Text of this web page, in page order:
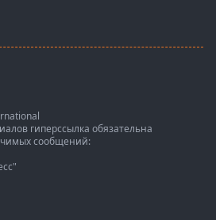
гиперссылка обязательна
сообщений: